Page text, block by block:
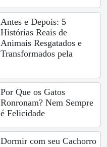
Antes e Depois: 5
Histórias Reais de
Animais Resgatados e
Transformados pela
Por Que os Gatos
Ronronam? Nem Sempre
é Felicidade
Dormir com seu Cachorro